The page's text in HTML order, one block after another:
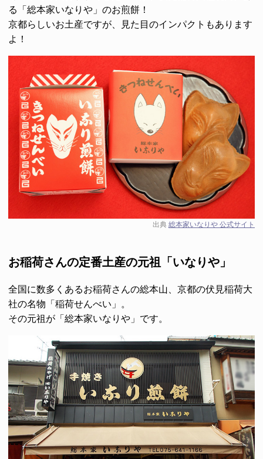
る
「総本家いなりや」 のお煎餅！
京都らしいお土産ですが、見た目のインパクト もあります
よ！
出典 総本家いなりや 公式サイト
お稲荷さんの定番土産の元祖「いなりや」
全国に数多くあるお稲荷さんの総本山、京都の伏見稲荷大
社の名物 「稲荷せんべい」
。
その元祖が 「総本家いなりや」 です。